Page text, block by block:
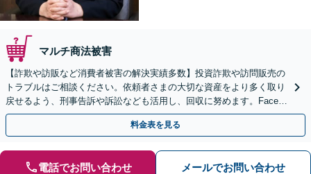
マルチ商法被害
【詐欺や訪販など消費者被害の解決実績多数】投資詐欺や訪問販売の
トラブルはご相談ください。依頼者さまの大切な資産をより多く取り
戻せるよう、刑事告訴や訴訟なども活用し、回収に努めます。Facebo
okやLINEを利用した詐欺もご相談ください
料金表を見る
電話でお問い合わせ メールでお問い合わせ